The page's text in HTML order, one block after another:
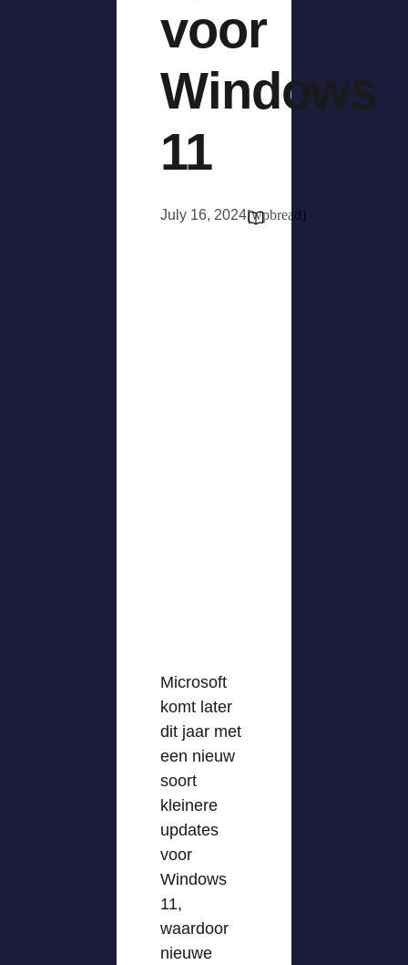
voor
Windows
11
July 16, 2024[wpbread]
Microsoft
komt later
dit jaar met
een nieuw
soort
kleinere
updates
voor
Windows
11,
waardoor
nieuwe